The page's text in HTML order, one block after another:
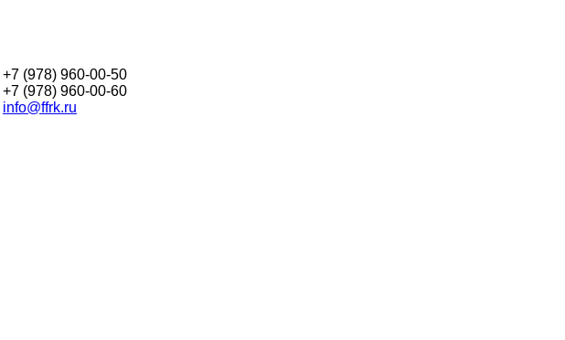
+7 (978) 960-00-50
+7 (978) 960-00-60
info@ffrk.ru